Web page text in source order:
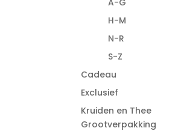
A-G
H-M
N-R
S-Z
Cadeau
Exclusief
Kruiden en Thee
Grootverpakking